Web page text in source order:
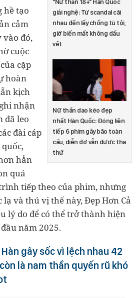
"Nữ thần 18+" Hàn Quốc
giải nghệ: Từ scandal cãi
nhau đến lấy chồng tù tội,
giờ biến mất không dấu
vết
Nữ thần dao kéo đẹp
nhất Hàn Quốc: Đóng liên
tiếp 6 phim gây bão toàn
cầu, diễn đơ vẫn được tha
thứ
hề tạo
cảm
vào đó,
cuộc
cặp
hoàn
kịch
nhận
đã leo
đài cáp
hẳn
quá
tiếp theo của phim, nhưng
và thú vị thế này, Đẹp Hơn Cả
lý do để có thể trở thành hiện
năm 2025.
gây sốc vì lệch nhau 42
là nam thần quyến rũ khó